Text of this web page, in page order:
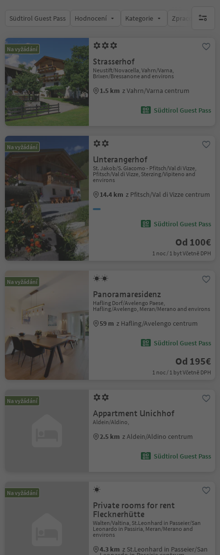
Südtirol Guest Pass Hodnocení Kategorie Zpracovávábrak
Na vyžádání
Strasserhof
Neustift/Novacella, Vahrn/Varna,
Brixen/Bressanone and environs
1.5 km z Vahrn/Varna centrum
Südtirol Guest Pass
Na vyžádání
Unterangerhof
St. Jakob/S. Giacomo - Pfitsch/Val di Vizze,
Pfitsch/Val di Vizze, Sterzing/Vipiteno and
environs
14.4 km z Pfitsch/Val di Vizze centrum
Südtirol Guest Pass
Od 100€
1 noc / 1 byt Včetně DPH
Na vyžádání
Panoramaresidenz
Hafling Dorf/Avelengo Paese,
Hafling/Avelengo, Meran/Merano and environs
59 m z Hafling/Avelengo centrum
Südtirol Guest Pass
Od 195€
1 noc / 1 byt Včetně DPH
Na vyžádání
Appartment Unichhof
Aldein/Aldino,
2.5 km z Aldein/Aldino centrum
Südtirol Guest Pass
Na vyžádání
Private rooms for rent
Flecknerhütte
Walten/Valtina, St.Leonhard in Passeier/San
Leonardo in Passiria, Meran/Merano and
environs
4.3 km z St.Leonhard in Passeier/San